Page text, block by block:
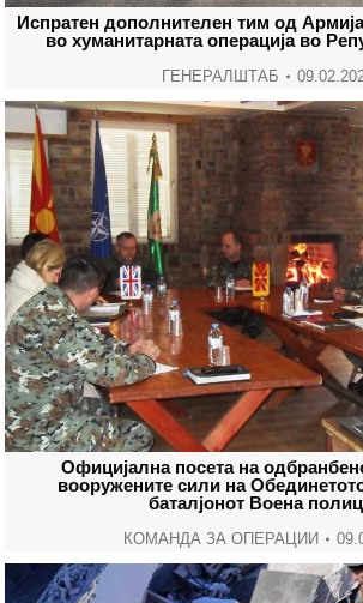
Испратен дополнителен тим од
во хуманитарната операција во
ГЕНЕРАЛШТАБ
Официјална посета на
вооружените сили на
баталјонот Воена
КОМАНДА ЗА ОПЕРАЦИИ